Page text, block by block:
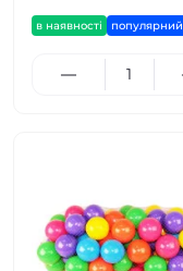
в наявності популярний